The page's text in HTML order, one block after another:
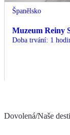
Španělsko
Muzeum Reiny
Doba trvání: 1
Dovolená/Naše